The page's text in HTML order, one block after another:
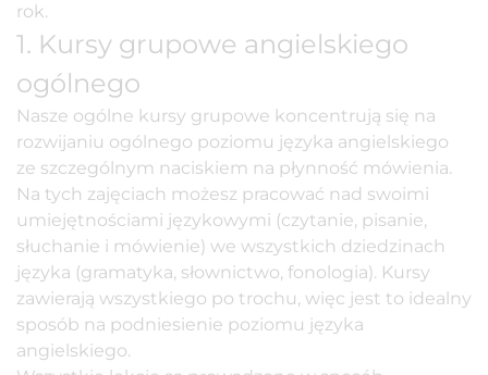
rok.
1. Kursy grupowe angielskiego
ogólnego
Nasze ogólne kursy grupowe koncentrują się na
rozwijaniu ogólnego poziomu języka angielskiego
ze szczególnym naciskiem na płynność mówienia.
Na tych zajęciach możesz pracować nad swoimi
umiejętnościami językowymi (czytanie, pisanie,
słuchanie i mówienie) we wszystkich dziedzinach
języka (gramatyka, słownictwo, fonologia). Kursy
zawierają wszystkiego po trochu, więc jest to idealny
sposób na podniesienie poziomu języka
angielskiego.